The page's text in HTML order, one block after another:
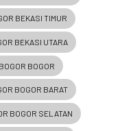
BEKASI TIMUR
BEKASI UTARA
BOGOR
BOGOR BARAT
BOGOR SELATAN